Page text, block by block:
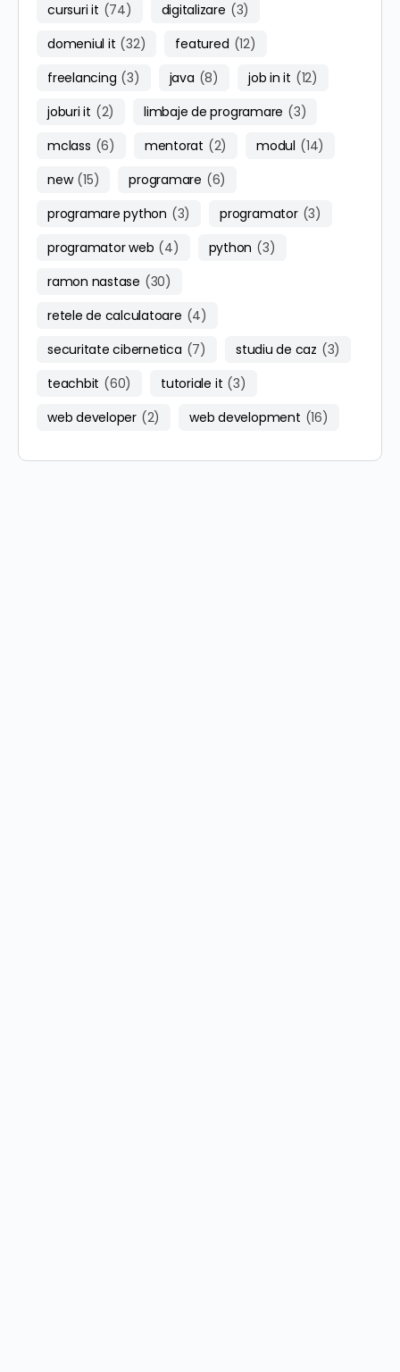
cursuri it (74) digitalizare (3)
domeniul it (32) featured (12)
freelancing (3) java (8) job in it (12)
joburi it (2) limbaje de programare (3)
mclass (6) mentorat (2) modul (14)
new (15) programare (6)
programare python (3) programator (3)
programator web (4) python (3)
ramon nastase (30)
retele de calculatoare (4)
securitate cibernetica (7) studiu de caz (3)
teachbit (60) tutoriale it (3)
web developer (2) web development (16)